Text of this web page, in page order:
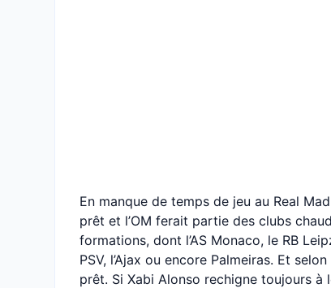
En manque de temps de jeu au Real
prêt et l’OM ferait partie des clubs
formations, dont l’AS Monaco, le RB
PSV, l’Ajax ou encore Palmeiras. Et selon
prêt. Si Xabi Alonso rechigne toujours